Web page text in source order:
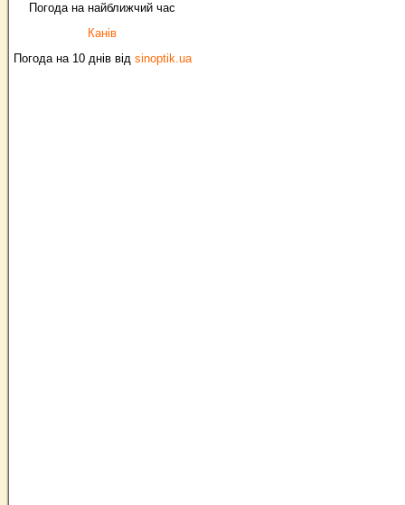
Погода на найближчий час
Канів
Погода на 10 днів від sinoptik.ua